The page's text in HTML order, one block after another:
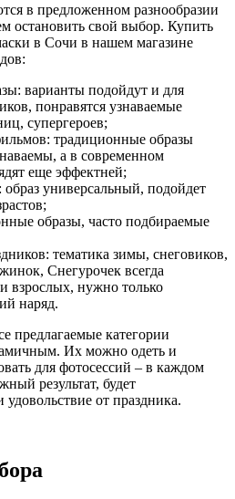
в предложенном разнообразии
остановить свой выбор. Купить
в Сочи в нашем магазине
варианты подойдут и для
понравятся узнаваемые
супергероев;
традиционные образы
а в современном
еще эффектней;
универсальный, подойдет
образы, часто подбираемые
тематика зимы, снеговиков,
Снегурочек всегда
взрослых, нужно только
наряд.
предлагаемые категории
Их можно одеть и
для фотосессий – в каждом
результат, будет
от праздника.